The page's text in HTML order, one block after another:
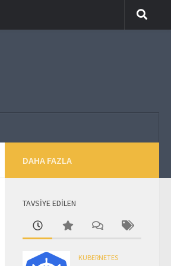
DAHA FAZLA
TAVSİYE EDİLEN
KUBERNETES